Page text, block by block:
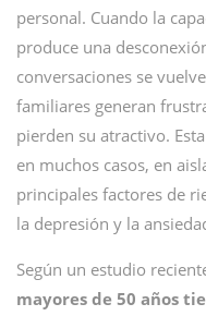
personal. Cuando la
produce una
conversaciones se
familiares generan
pierden su atractivo.
en muchos casos, en
principales factores de
la depresión y la
Según un estudio
mayores de 50 años